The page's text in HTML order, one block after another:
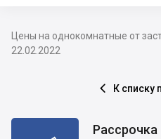
Цены на однокомнатные от
22.02.2022
 К списку
Рассрочка